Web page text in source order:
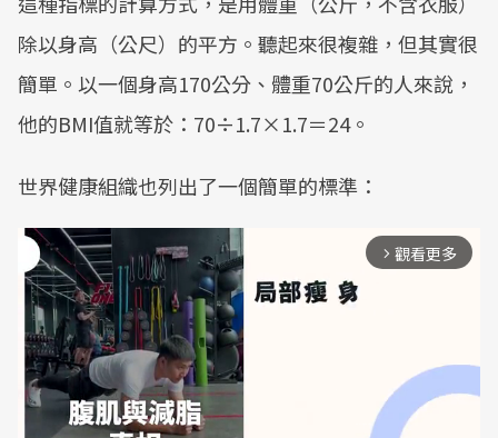
除以身高（公尺）的平方。聽起來很複雜，但其實很
簡單。以一個身高170公分、體重70公斤的人來說，
他的BMI值就等於：70÷1.7×1.7＝24。
世界健康組織也列出了一個簡單的標準：
arrow_forward_ios 觀看更多